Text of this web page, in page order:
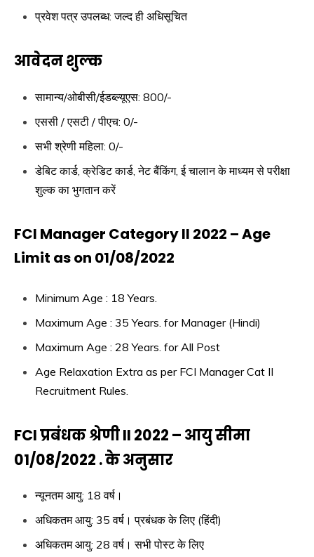
प्रवेश पत्र उपलब्ध: जल्द ही अधिसूचित
आवेदन शुल्क
सामान्य/ओबीसी/ईडब्ल्यूएस: 800/-
एससी / एसटी / पीएच: 0/-
सभी श्रेणी महिला: 0/-
डेबिट कार्ड, क्रेडिट कार्ड, नेट बैंकिंग, ई चालान के माध्यम से परीक्षा
शुल्क का भुगतान करें
FCI Manager Category II 2022 – Age
Limit as on 01/08/2022
Minimum Age : 18 Years.
Maximum Age : 35 Years. for Manager (Hindi)
Maximum Age : 28 Years. for All Post
Age Relaxation Extra as per FCI Manager Cat II
Recruitment Rules.
FCI प्रबंधक श्रेणी II 2022 – आयु सीमा
01/08/2022 . के अनुसार
न्यूनतम आयु: 18 वर्ष।
अधिकतम आयु: 35 वर्ष। प्रबंधक के लिए (हिंदी)
अधिकतम आयु: 28 वर्ष। सभी पोस्ट के लिए